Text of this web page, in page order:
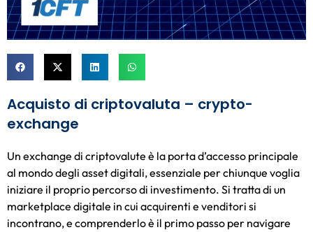
Acquisto di criptovaluta – crypto-
exchange
Un exchange di criptovalute è la porta d’accesso principale
al mondo degli asset digitali, essenziale per chiunque voglia
iniziare il proprio percorso di investimento. Si tratta di un
marketplace digitale in cui acquirenti e venditori si
incontrano, e comprenderlo è il primo passo per navigare